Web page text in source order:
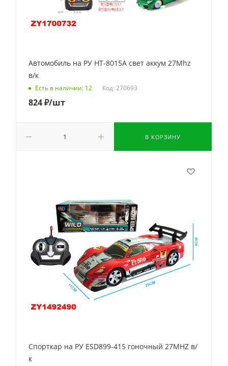
Автомобиль на РУ HT-8015A свет аккум 27Mhz
в/к
Есть в наличии: 12 Код: 270693
824₽/шт
В КОРЗИНУ
Спорткар на РУ ESD899-415 гоночный 27MHZ в/
к